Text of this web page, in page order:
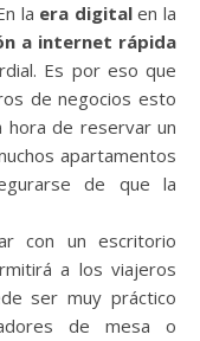
la era digitalen la
a internet rápida
Es por eso que
de negocios esto
hora de reservar un
apartamentos
de que la
con un escritorio
a los viajeros
ser muy práctico
de mesa o